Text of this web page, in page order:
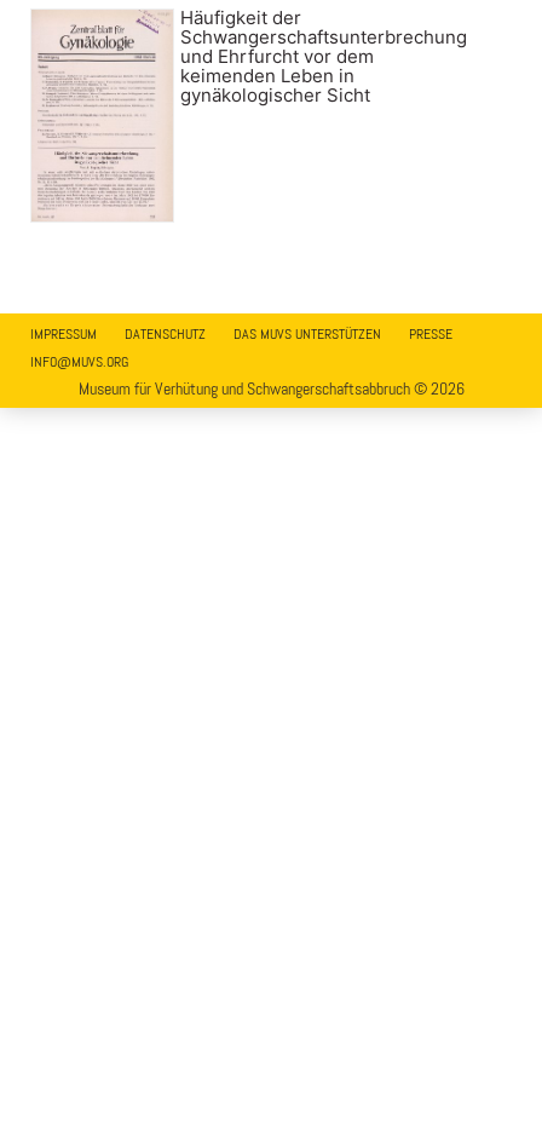
Häufigkeit der
Schwangerschaftsunterbrechung
und Ehrfurcht vor dem
keimenden Leben in
gynäkologischer Sicht
IMPRESSUM DATENSCHUTZ DAS MUVS UNTERSTÜTZEN
PRESSE
INFO@MUVS.ORG
Museum für Verhütung und Schwangerschaftsabbruch © 2026